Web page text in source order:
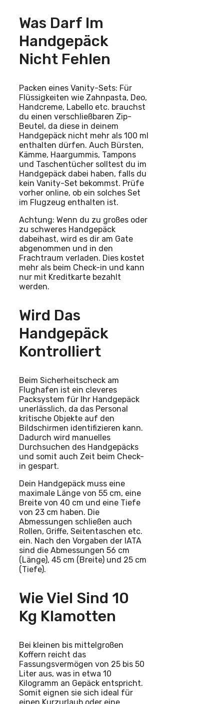
Was Darf Im
Handgepäck
Nicht Fehlen
Packen eines Vanity-Sets: Für
Flüssigkeiten wie Zahnpasta, Deo,
Handcreme, Labello etc. brauchst
du einen verschließbaren Zip-
Beutel, da diese in deinem
Handgepäck nicht mehr als 100 ml
enthalten dürfen. Auch Bürsten,
Kämme, Haargummis, Tampons
und Taschentücher solltest du im
Handgepäck dabei haben, falls du
kein Vanity-Set bekommst. Prüfe
vorher online, ob ein solches Set
im Flugzeug enthalten ist.
Achtung: Wenn du zu großes oder
zu schweres Handgepäck
dabeihast, wird es dir am Gate
abgenommen und in den
Frachtraum verladen. Dies kostet
mehr als beim Check-in und kann
nur mit Kreditkarte bezahlt
werden.
Wird Das
Handgepäck
Kontrolliert
Beim Sicherheitscheck am
Flughafen ist ein cleveres
Packsystem für Ihr Handgepäck
unerlässlich, da das Personal
kritische Objekte auf den
Bildschirmen identifizieren kann.
Dadurch wird manuelles
Durchsuchen des Handgepäcks
und somit auch Zeit beim Check-
in gespart.
Dein Handgepäck muss eine
maximale Länge von 55 cm, eine
Breite von 40 cm und eine Tiefe
von 23 cm haben. Die
Abmessungen schließen auch
Rollen, Griffe, Seitentaschen etc.
ein. Nach den Vorgaben der IATA
sind die Abmessungen 56 cm
(Länge), 45 cm (Breite) und 25 cm
(Tiefe).
Wie Viel Sind 10
Kg Klamotten
Bei kleinen bis mittelgroßen
Koffern reicht das
Fassungsvermögen von 25 bis 50
Liter aus, was in etwa 10
Kilogramm an Gepäck entspricht.
Somit eignen sie sich ideal für